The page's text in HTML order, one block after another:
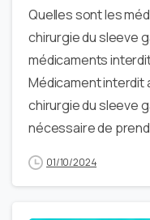
Quelles sont les
chirurgie du sleeve
médicaments
Médicament interdit
chirurgie du sleeve
nécessaire de
01/10/2024